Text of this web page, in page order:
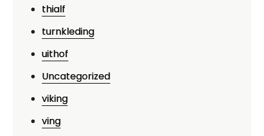
thialf
turnkleding
uithof
Uncategorized
viking
ving